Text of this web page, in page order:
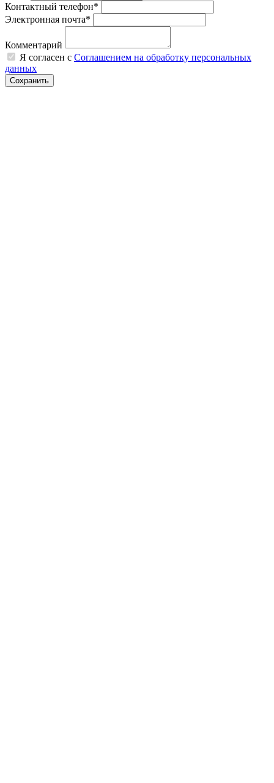
Контактный телефон*
Электронная почта*
Комментарий
Я согласен с Соглашением на обработку персональных
данных